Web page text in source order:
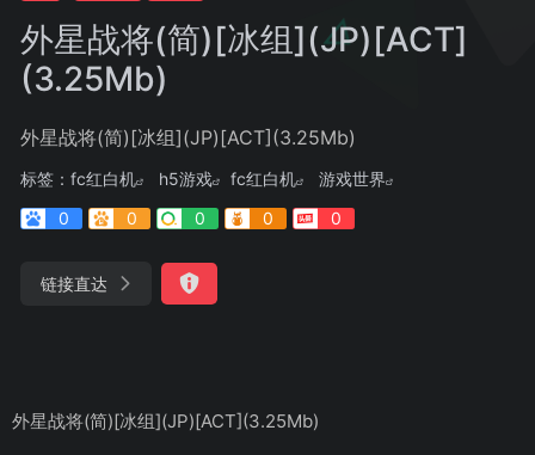
外星战将(简)[冰组](JP)[ACT]
(3.25Mb)
外星战将(简)[冰组](JP)[ACT](3.25Mb)
标签： fc红白机 h5游戏 fc红白机
游戏世界
0
0 0 0 0
链接直达
外星战将(简)[冰组](JP)[ACT](3.25Mb)